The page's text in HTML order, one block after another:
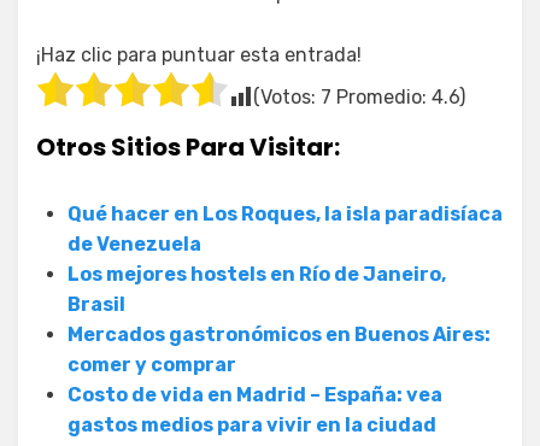
¡Haz clic para puntuar esta entrada!
(Votos: 7 Promedio: 4.6)
Otros Sitios Para Visitar:
Qué hacer en Los Roques, la isla paradisíaca
de Venezuela
Los mejores hostels en Río de Janeiro,
Brasil
Mercados gastronómicos en Buenos Aires:
comer y comprar
Costo de vida en Madrid – España: vea
gastos medios para vivir en la ciudad